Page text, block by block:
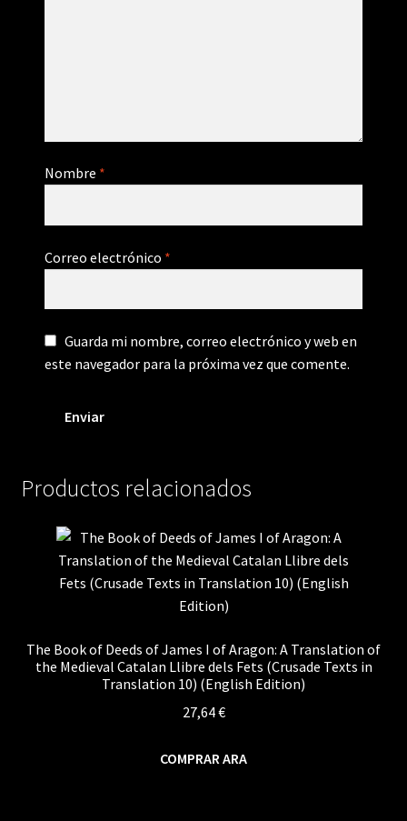
Nombre *
Correo electrónico *
Guarda mi nombre, correo electrónico y web en
este navegador para la próxima vez que comente.
Productos relacionados
The Book of Deeds of James I of Aragon: A Translation of
the Medieval Catalan Llibre dels Fets (Crusade Texts in
Translation 10) (English Edition)
27,64€
COMPRAR ARA